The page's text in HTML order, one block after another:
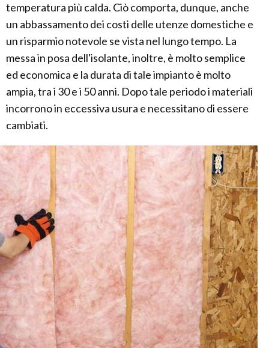
temperatura più calda. Ciò comporta, dunque, anche
un abbassamento dei costi delle utenze domestiche e
un risparmio notevole se vista nel lungo tempo. La
messa in posa dell'isolante, inoltre, è molto semplice
ed economica e la durata di tale impianto è molto
ampia, tra i 30 e i 50 anni. Dopo tale periodo i materiali
incorrono in eccessiva usura e necessitano di essere
cambiati.